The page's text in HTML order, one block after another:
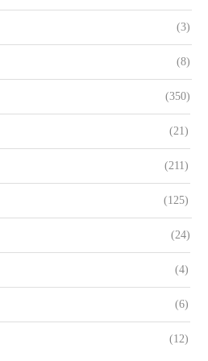
(3)
(8)
(350)
(21)
(211)
(125)
(24)
(4)
(6)
(12)